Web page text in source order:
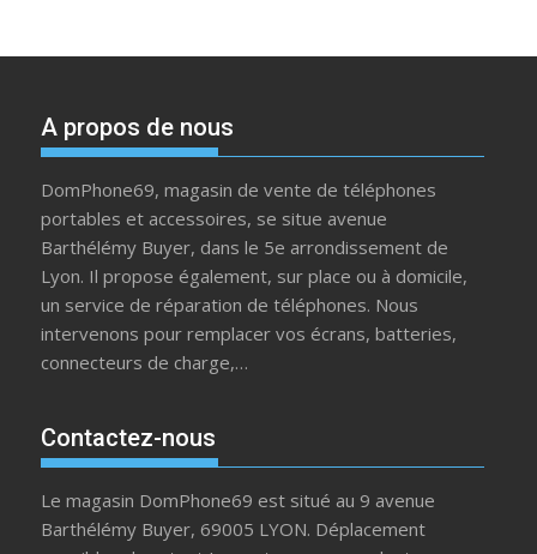
A propos de nous
DomPhone69, magasin de vente de téléphones
portables et accessoires, se situe avenue
Barthélémy Buyer, dans le 5e arrondissement de
Lyon. Il propose également, sur place ou à domicile,
un service de réparation de téléphones. Nous
intervenons pour remplacer vos écrans, batteries,
connecteurs de charge,…
Contactez-nous
Le magasin DomPhone69 est situé au 9 avenue
Barthélémy Buyer, 69005 LYON. Déplacement